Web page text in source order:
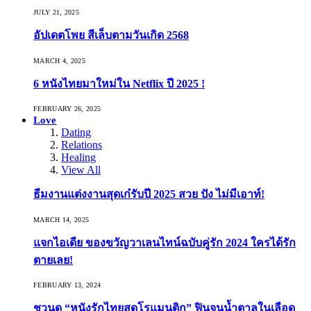
JULY 21, 2025
อัปเดตโพย สีเล็บตามวันเกิด 2568
MARCH 4, 2025
6 หนังไทยมาใหม่ใน Netflix ปี 2025 !
FEBRUARY 26, 2025
Love
Dating
Relations
Healing
View All
ธีมงานแต่งงานสุดเก๋รับปี 2025 สวย ปัง ไม่มีเอาท์!
MARCH 14, 2025
แจกไอเดีย ของขวัญวาเลนไทน์ฉบับคู่รัก 2024 ใครได้รัก
ตายเลย!
FEBRUARY 13, 2024
ชวนดู “หนังรักไทยสุดโรแมนติก” ฟินจนน้ำตาลในเลือด